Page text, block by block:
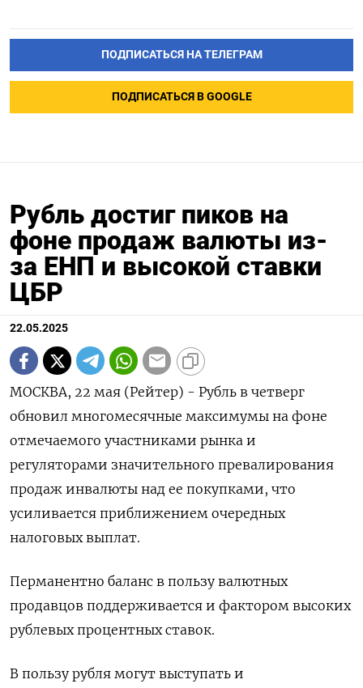
ПОДПИСАТЬСЯ НА ТЕЛЕГРАМ
ПОДПИСАТЬСЯ В GOOGLE
Рубль достиг пиков на
фоне продаж валюты из-
за ЕНП и высокой ставки
ЦБР
22.05.2025
МОСКВА, 22 мая (Рейтер) - Рубль в четверг
обновил многомесячные максимумы на фоне
отмечаемого участниками рынка и
регуляторами значительного превалирования
продаж инвалюты над ее покупками, что
усиливается приближением очередных
налоговых выплат.
Перманентно баланс в пользу валютных
продавцов поддерживается и фактором высоких
рублевых процентных ставок.
В пользу рубля могут выступать и